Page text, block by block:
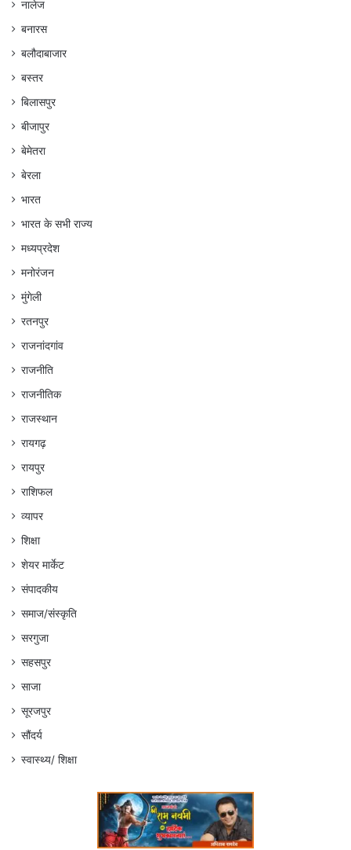
नालेज
बनारस
बलौदाबाजार
बस्तर
बिलासपुर
बीजापुर
बेमेतरा
बेरला
भारत
भारत के सभी राज्य
मध्यप्रदेश
मनोरंजन
मुंगेली
रतनपुर
राजनांदगांव
राजनीति
राजनीतिक
राजस्थान
रायगढ़
रायपुर
राशिफल
व्यापर
शिक्षा
शेयर मार्केट
संपादकीय
समाज/संस्कृति
सरगुजा
सहसपुर
साजा
सूरजपुर
सौंदर्य
स्वास्थ्य/ शिक्षा